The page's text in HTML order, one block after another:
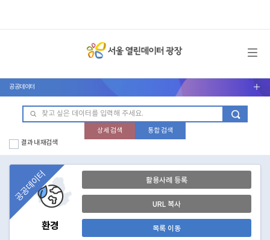
메뉴 열기
공공데이터 서브메뉴 열기
상세 검색
통합 검색
결과 내 재검색
환경
공공데이터 활용사례 등록
URL 복사
목록 이동